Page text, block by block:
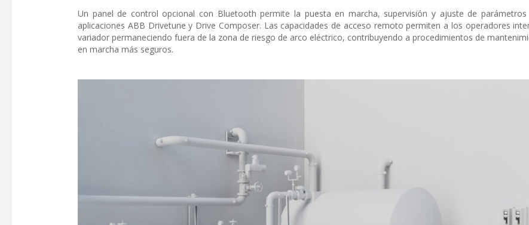
Un panel de control opcional con Bluetooth permite la puesta en marcha, supervisión y ajuste de parámetros
aplicaciones ABB Drivetune y Drive Composer. Las capacidades de acceso remoto permiten a los operadores
variador permaneciendo fuera de la zona de riesgo de arco eléctrico, contribuyendo a procedimientos de
en marcha más seguros.